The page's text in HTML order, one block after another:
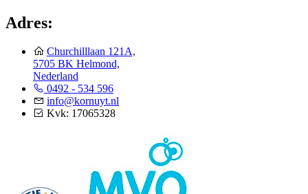
Adres:
Churchilllaan 121A,
5705 BK Helmond,
Nederland
0492 - 534 596
info@kornuyt.nl
Kvk: 17065328